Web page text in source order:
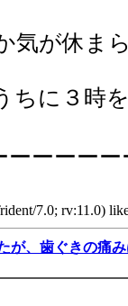
が休まら
に３時
ーーー
7.0; rv:11.0)
が、歯ぐきの痛